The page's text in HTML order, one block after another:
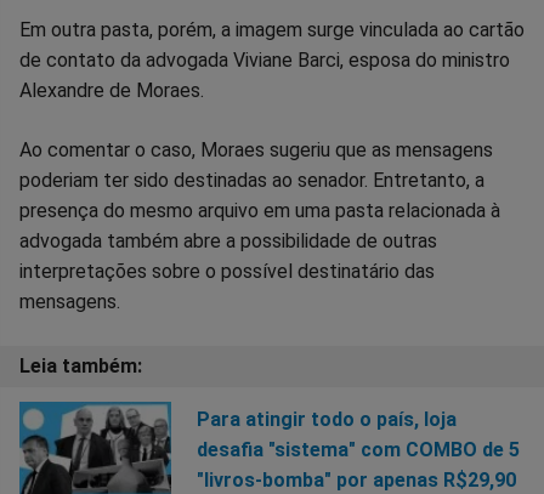
Em outra pasta, porém, a imagem surge vinculada ao cartão
de contato da advogada Viviane Barci, esposa do ministro
Alexandre de Moraes.
Ao comentar o caso, Moraes sugeriu que as mensagens
poderiam ter sido destinadas ao senador. Entretanto, a
presença do mesmo arquivo em uma pasta relacionada à
advogada também abre a possibilidade de outras
interpretações sobre o possível destinatário das
mensagens.
Para atingir todo o país, loja
desafia "sistema" com COMBO de 5
"livros-bomba" por apenas R$29,90